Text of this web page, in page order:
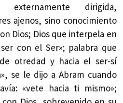
externamente dirigida,
ajenos, sino conocimiento
Dios; Dios que interpela en
con el Ser»; palabra que
otredad y hacia el ser-sí
se le dijo a Abram cuando
«vete hacia ti mismo»;